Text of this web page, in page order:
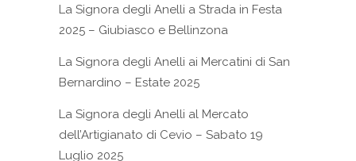
La Signora degli Anelli a Strada in Festa
2025 – Giubiasco e Bellinzona
La Signora degli Anelli ai Mercatini di San
Bernardino – Estate 2025
La Signora degli Anelli al Mercato
dell’Artigianato di Cevio – Sabato 19
Luglio 2025